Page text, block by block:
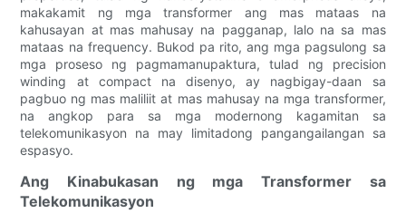
makakamit ng mga transformer ang mas mataas na
kahusayan at mas mahusay na pagganap, lalo na sa mas
mataas na frequency. Bukod pa rito, ang mga pagsulong sa
mga proseso ng pagmamanupaktura, tulad ng precision
winding at compact na disenyo, ay nagbigay-daan sa
pagbuo ng mas maliliit at mas mahusay na mga transformer,
na angkop para sa mga modernong kagamitan sa
telekomunikasyon na may limitadong pangangailangan sa
espasyo.
Ang Kinabukasan ng mga Transformer sa
Telekomunikasyon